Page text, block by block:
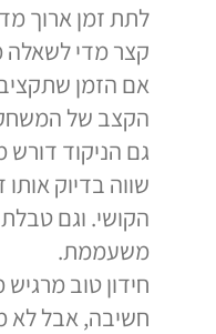
לתת זמן ארוך
קצר מדי לשאלה
אם הזמן
הקצב של
גם הניקוד
שווה בדיוק
הקושי. וגם
משעממת.
חידון טוב
חשיבה, אבל